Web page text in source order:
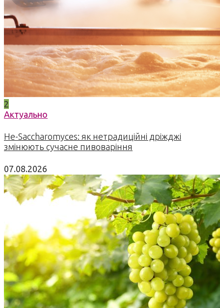
2
Актуально
Не-Saccharomyces: як нетрадиційні дріжджі
змінюють сучасне пивоваріння
07.08.2026